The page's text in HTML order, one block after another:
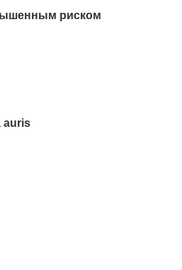
риском
auris